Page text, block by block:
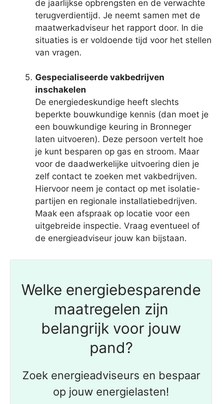
de jaarlijkse opbrengsten en de verwachte
terugverdientijd. Je neemt samen met de
maatwerkadviseur het rapport door. In die
situaties is er voldoende tijd voor het stellen
van vragen.
Gespecialiseerde vakbedrijven
inschakelen
De energiedeskundige heeft slechts
beperkte bouwkundige kennis (dan moet je
een bouwkundige keuring in Bronneger
laten uitvoeren). Deze persoon vertelt hoe
je kunt besparen op gas en stroom. Maar
voor de daadwerkelijke uitvoering dien je
zelf contact te zoeken met vakbedrijven.
Hiervoor neem je contact op met isolatie-
partijen en regionale installatiebedrijven.
Maak een afspraak op locatie voor een
uitgebreide inspectie. Vraag eventueel of
de energieadviseur jouw kan bijstaan.
Welke energiebesparende
maatregelen zijn
belangrijk voor jouw
pand?
Zoek energieadviseurs en bespaar
op jouw energielasten!